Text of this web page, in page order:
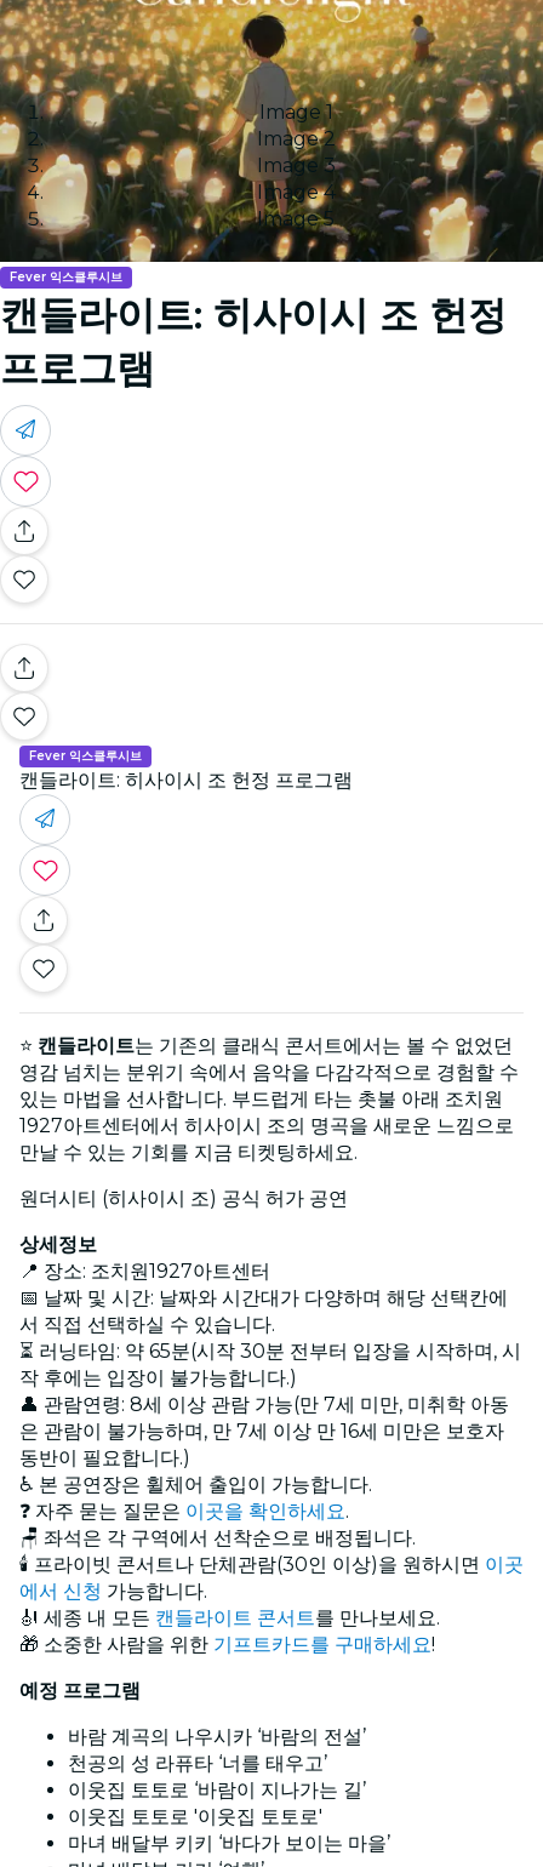
Image 1
Image 2
Image 3
Image 4
Image 5
Fever 익스클루시브
캔들라이트: 히사이시 조 헌정
프로그램
Fever 익스클루시브
캔들라이트: 히사이시 조 헌정 프로그램
⭐ 캔들라이트는 기존의 클래식 콘서트에서는 볼 수 없었던
영감 넘치는 분위기 속에서 음악을 다감각적으로 경험할 수
있는 마법을 선사합니다. 부드럽게 타는 촛불 아래 조치원
1927아트센터에서 히사이시 조의 명곡을 새로운 느낌으로
만날 수 있는 기회를 지금 티켓팅하세요.
원더시티 (히사이시 조) 공식 허가 공연
상세정보
📍 장소: 조치원1927아트센터
📅 날짜 및 시간: 날짜와 시간대가 다양하며 해당 선택칸에
서 직접 선택하실 수 있습니다.
⏳ 러닝타임: 약 65분(시작 30분 전부터 입장을 시작하며, 시
작 후에는 입장이 불가능합니다.)
👤 관람연령: 8세 이상 관람 가능(만 7세 미만, 미취학 아동
은 관람이 불가능하며, 만 7세 이상 만 16세 미만은 보호자
동반이 필요합니다.)
♿ 본 공연장은 휠체어 출입이 가능합니다.
❓ 자주 묻는 질문은 이곳을 확인하세요.
🪑 좌석은 각 구역에서 선착순으로 배정됩니다.
🕯️ 프라이빗 콘서트나 단체관람(30인 이상)을 원하시면 이곳
에서 신청 가능합니다.
🎻 세종 내 모든 캔들라이트 콘서트를 만나보세요.
🎁 소중한 사람을 위한 기프트카드를 구매하세요!
예정 프로그램
바람 계곡의 나우시카 ‘바람의 전설’
천공의 성 라퓨타 ‘너를 태우고’
이웃집 토토로 ‘바람이 지나가는 길’
이웃집 토토로 '이웃집 토토로'
마녀 배달부 키키 ‘바다가 보이는 마을’